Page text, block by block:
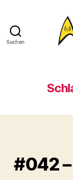
Suchen
#042